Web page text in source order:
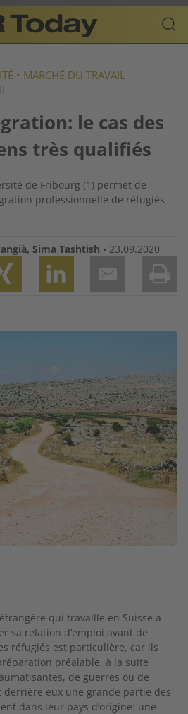
• MARCHÉ DU TRAVAIL
le cas des
très qualifiés
de Fribourg (1) permet de
professionnelle de réfugiés
, Sima Tashtish • 23.09.2020
qui travaille en Suisse a
sa relation d’emploi avant de
réfugiés est particulière, car ils
préalable, à la suite
de guerres ou de
derrière eux une grande partie des
dans leur pays d’origine: une